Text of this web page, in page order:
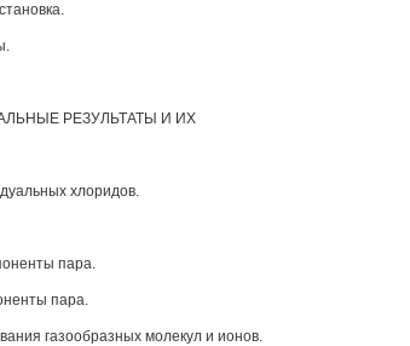
РЕЗУЛЬТАТЫ И ИХ
хлоридов.
пара.
пара.
газообразных молекул и ионов.